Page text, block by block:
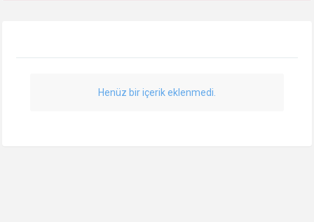
Henüz bir içerik eklenmedi.